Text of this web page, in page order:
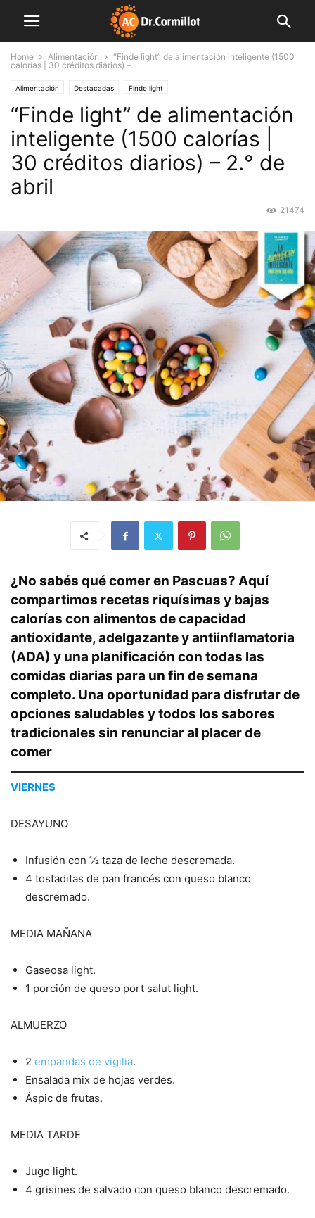
Home Alimentación
“Finde light” de alimentación inteligente (1500
calorías | 30 créditos diarios) –...
Alimentación Destacadas Finde light
“Finde light” de alimentación
inteligente (1500 calorías |
30 créditos diarios) – 2.° de
abril
21474
¿No sabés qué comer en Pascuas? Aquí
compartimos recetas riquísimas y bajas
calorías con alimentos de capacidad
antioxidante, adelgazante y antiinflamatoria
(ADA) y una planificación con todas las
comidas diarias para un fin de semana
completo. Una oportunidad para disfrutar de
opciones saludables y todos los sabores
tradicionales sin renunciar al placer de
comer
VIERNES
DESAYUNO
Infusión con ½ taza de leche descremada.
4 tostaditas de pan francés con queso blanco
descremado.
MEDIA MAÑANA
Gaseosa light.
1 porción de queso port salut light.
ALMUERZO
2 empandas de vigilia.
Ensalada mix de hojas verdes.
Áspic de frutas.
MEDIA TARDE
Jugo light.
4 grisines de salvado con queso blanco descremado.